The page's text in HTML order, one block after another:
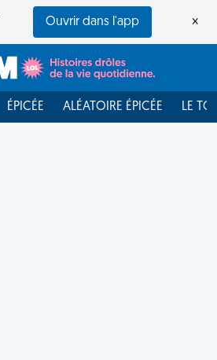
Ouvrir dans l'app ×
ÉPICÉE ALÉATOIRE ÉPICÉE LE